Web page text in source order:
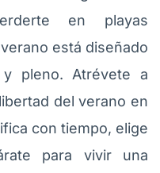
en playas
está diseñado
pleno. Atrévete a
del verano en
con tiempo, elige
para vivir una